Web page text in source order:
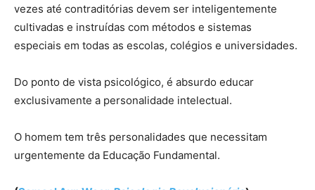
vezes até contraditórias devem ser inteligentemente
cultivadas e instruídas com métodos e sistemas
especiais em todas as escolas, colégios e universidades.
Do ponto de vista psicológico, é absurdo educar
exclusivamente a personalidade intelectual.
O homem tem três personalidades que necessitam
urgentemente da Educação Fundamental.